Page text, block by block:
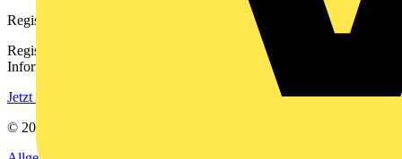
Registrierung
Registrieren Sie sich kostenlos und erhalten Sie stets aktuelle
Informationen aus der Elektroindustrie.
Jetzt registrieren
© 2002-